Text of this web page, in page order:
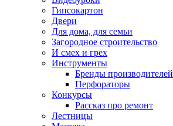
Гипсокартон
Двери
Для дома, для семьи
Загородное строительство
И смех и грех
Инструменты
Бренды производителей
Перфораторы
Конкурсы
Рассказ про ремонт
Лестницы